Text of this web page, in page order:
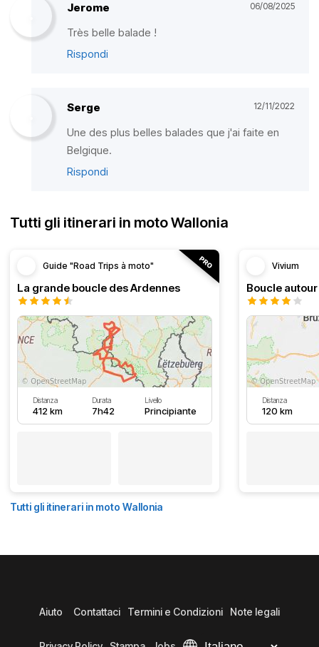
Jerome 06/08/2025
Très belle balade !
Rispondi
Serge 12/11/2022
Une des plus belles balades que j'ai faite en
Belgique.
Rispondi
Tutti gli itinerari in moto Wallonia
Guide "Road Trips à moto"
La grande boucle des Ardennes
Distanza
412 km
Durata
7h42
Livello
Principiante
Vivium
Distanza
120 km
Tutti gli itinerari in moto Wallonia
Aiuto Contattaci Termini e Condizioni Note legali